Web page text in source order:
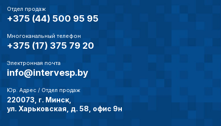
Отдел продаж
+375 (44) 500 95 95
Многоканальный телефон
+375 (17) 375 79 20
Электронная почта
info@intervesp.by
Юр. Адрес / Отдел продаж
220073, г. Минск,
ул. Харьковская, д. 58, офис 9н